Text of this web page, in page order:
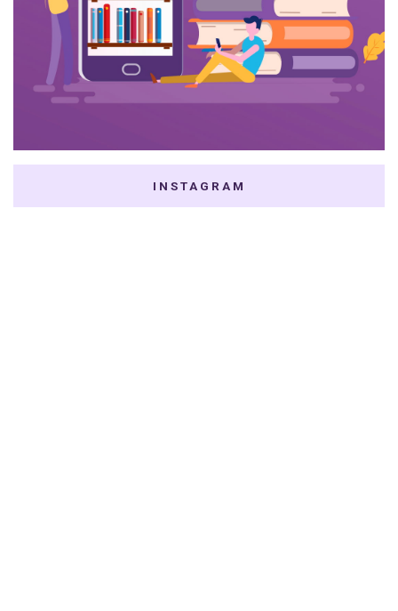
INSTAGRAM